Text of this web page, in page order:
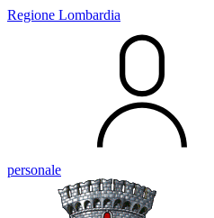
Regione Lombardia
personale